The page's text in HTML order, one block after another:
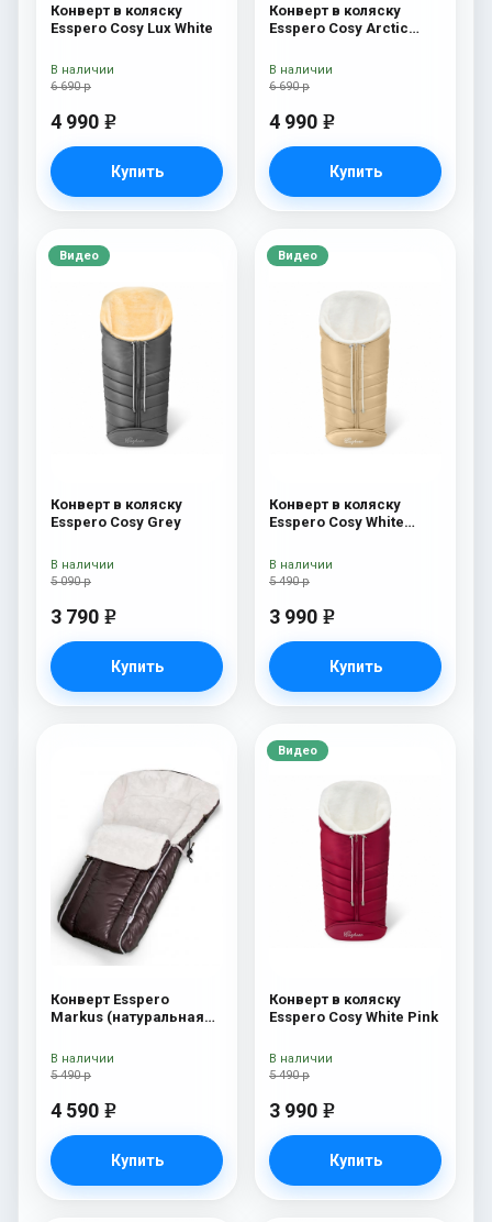
Конверт в коляску
Esspero Cosy Lux White
6 690 р
4 990 e
Купить
В наличии
Конверт в коляску
Esspero Cosy Arctic
6 690 р
4 990 e
Купить
В наличии
Видео
Конверт в коляску
Esspero Cosy Grey
5 090 р
3 790 e
Купить
В наличии
Видео
Конверт в коляску
Esspero Cosy White
5 490 р
3 990 e
Купить
В наличии
Конверт Esspero
Markus (натуральная
5 490 р
4 590 e
Купить
В наличии
Видео
Конверт в коляску
Esspero Cosy White Pink
5 490 р
3 990 e
Купить
В наличии